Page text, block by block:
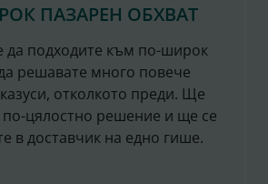
ПАЗАРЕН ОБХВАТ
подходите към по-широк
решавате много повече
отколкото преди. Ще
цялостно решение и ще се
в доставчик на едно гише.